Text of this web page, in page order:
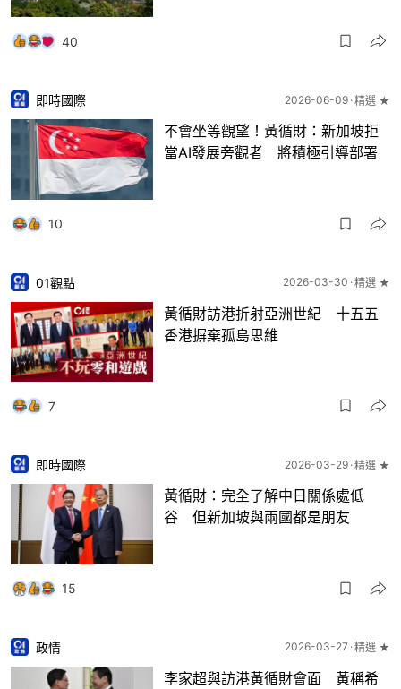
40
即時國際 2026-06-09 精選 ★
不會坐等觀望！黃循財：新加坡拒
當AI發展旁觀者 將積極引導部署
10
01觀點 2026-03-30 精選 ★
黃循財訪港折射亞洲世紀 十五五
香港摒棄孤島思維
7
即時國際 2026-03-29 精選 ★
黃循財：完全了解中日關係處低
谷 但新加坡與兩國都是朋友
15
政情 2026-03-27 精選 ★
李家超與訪港黃循財會面 黃稱希